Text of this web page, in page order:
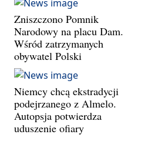
Zniszczono Pomnik
Narodowy na placu Dam.
Wśród zatrzymanych
obywatel Polski
Niemcy chcą ekstradycji
podejrzanego z Almelo.
Autopsja potwierdza
uduszenie ofiary